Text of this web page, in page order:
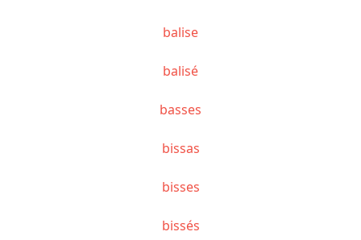
balise
balisé
basses
bissas
bisses
bissés